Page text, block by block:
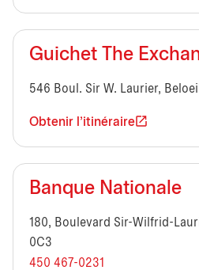
Guichet The
546 Boul. Sir W. Laurier,
Obtenir l'itinéraire
Banque Nationale
180, Boulevard Sir-Wilfrid-
0C3
450 467-0231